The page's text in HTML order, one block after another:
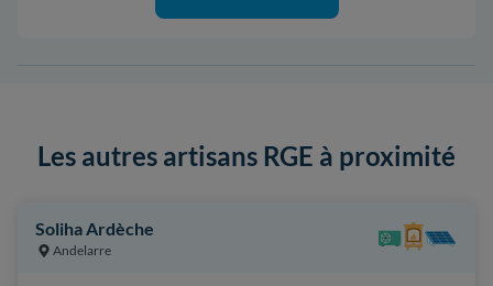
Les autres artisans RGE à proximité
Soliha Ardèche
Andelarre